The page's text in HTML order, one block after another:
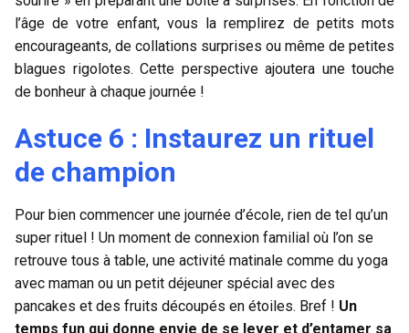
l’âge de votre enfant, vous la remplirez de petits mots
encourageants, de collations surprises ou même de petites
blagues rigolotes. Cette perspective ajoutera une touche
de bonheur à chaque journée !
Astuce 6 : Instaurez un rituel
de champion
Pour bien commencer une journée d’école, rien de tel qu’un
super rituel ! Un moment de connexion familial où l’on se
retrouve tous à table, une activité matinale comme du yoga
avec maman ou un petit déjeuner spécial avec des
pancakes et des fruits découpés en étoiles. Bref ! Un
temps fun qui donne envie de se lever et d’entamer sa